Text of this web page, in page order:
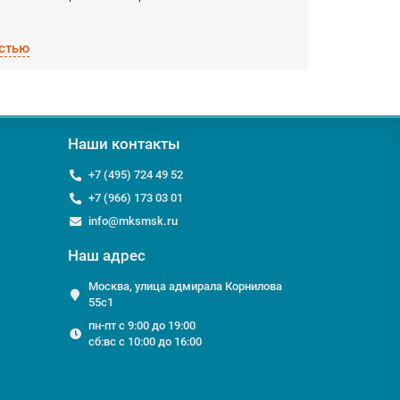
компанией;
мы с удовольствием ответим на них по
Наши контакты
+7 (495) 724 49 52
+7 (966) 173 03 01
info@mksmsk.ru
Наш адрес
Москва, улица адмирала Корнилова
55с1
пн-пт с 9:00 до 19:00
сб:вс с 10:00 до 16:00